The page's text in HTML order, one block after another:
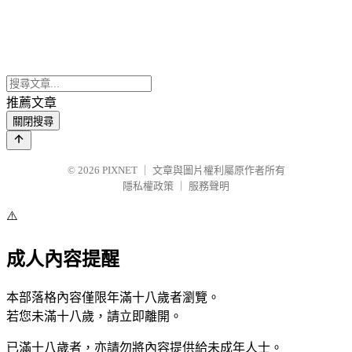
推薦文章
關閉搜尋
© 2026 PIXNET
文章與圖片權利屬原作者所有
隱私權政策
服務聲明
⚠️
成人內容提醒
本部落格內容僅限年滿十八歲者瀏覽。
若您未滿十八歲，請立即離開。
已滿十八歲者，亦請勿將內容提供給未成年人士。